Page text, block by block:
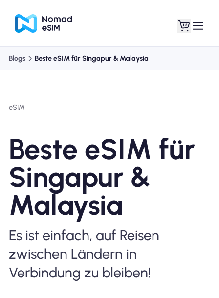
Shop-Tarife
Über eSIM
Warum Nomad eSIM
Verwendung einer eSIM
Blogs Beste eSIM für Singapur & Malaysia
eSIM
Beste eSIM für
Singapur &
Malaysia
Es ist einfach, auf Reisen
zwischen Ländern in
Verbindung zu bleiben!